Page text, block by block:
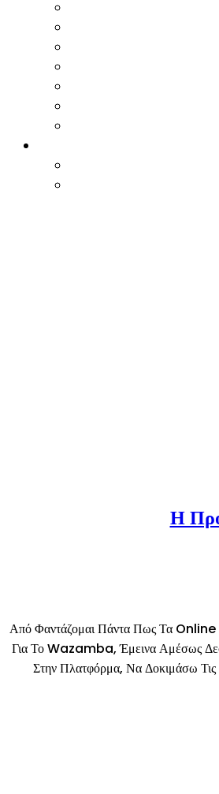
Η
Από Φαντάζομαι Πάντα Πως Τα Online
Για Το Wazamba, Έμεινα Αμέσως
Στην Πλατφόρμα, Να Δοκιμάσω